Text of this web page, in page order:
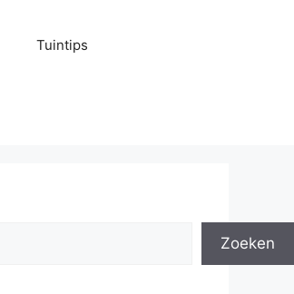
Tuintips
Zoeken